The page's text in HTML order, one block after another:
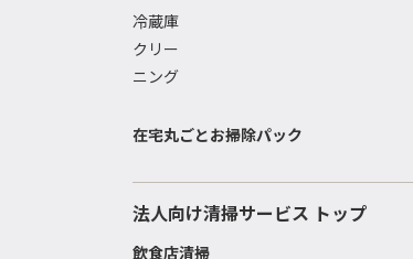
冷蔵庫
クリー
ニング
在宅丸ごとお掃除パック
法人向け清掃サービス トップ
飲食店清掃